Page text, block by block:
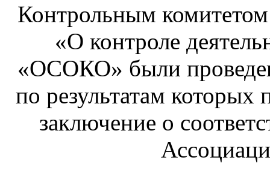
Контрольным
«О контроле
«ОСОКО» были
по результатам которых
заключение о